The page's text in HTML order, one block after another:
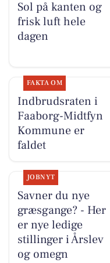
Sol på kanten og
frisk luft hele
dagen
FAKTA OM
Indbrudsraten i
Faaborg-Midtfyn
Kommune er
faldet
JOBNYT
Savner du nye
græsgange? - Her
er nye ledige
stillinger i Årslev
og omegn